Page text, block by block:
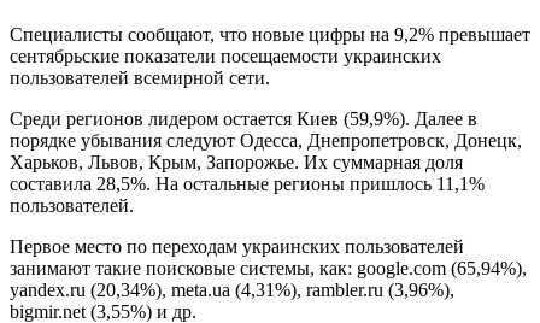
Специалисты сообщают, что новые цифры на 9,2% превышает
сентябрьские показатели посещаемости украинских
пользователей всемирной сети.
Среди регионов лидером остается Киев (59,9%). Далее в
порядке убывания следуют Одесса, Днепропетровск, Донецк,
Харьков, Львов, Крым, Запорожье. Их суммарная доля
составила 28,5%. На остальные регионы пришлось 11,1%
пользователей.
Первое место по переходам украинских пользователей
занимают такие поисковые системы, как: google.com (65,94%),
yandex.ru (20,34%), meta.ua (4,31%), rambler.ru (3,96%),
bigmir.net (3,55%) и др.